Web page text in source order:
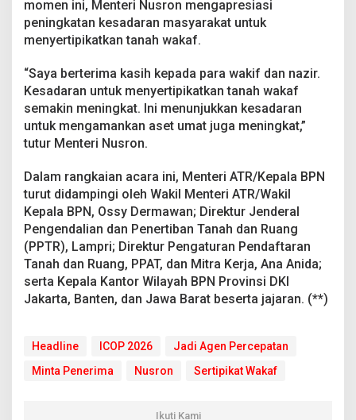
momen ini, Menteri Nusron mengapresiasi
peningkatan kesadaran masyarakat untuk
menyertipikatkan tanah wakaf.
“Saya berterima kasih kepada para wakif dan nazir.
Kesadaran untuk menyertipikatkan tanah wakaf
semakin meningkat. Ini menunjukkan kesadaran
untuk mengamankan aset umat juga meningkat,”
tutur Menteri Nusron.
Dalam rangkaian acara ini, Menteri ATR/Kepala BPN
turut didampingi oleh Wakil Menteri ATR/Wakil
Kepala BPN, Ossy Dermawan; Direktur Jenderal
Pengendalian dan Penertiban Tanah dan Ruang
(PPTR), Lampri; Direktur Pengaturan Pendaftaran
Tanah dan Ruang, PPAT, dan Mitra Kerja, Ana Anida;
serta Kepala Kantor Wilayah BPN Provinsi DKI
Jakarta, Banten, dan Jawa Barat beserta jajaran. (**)
Headline ICOP 2026
Jadi Agen Percepatan
Minta Penerima
Nusron Sertipikat Wakaf
Ikuti Kami